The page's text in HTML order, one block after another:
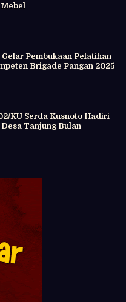
Mebel
Pembukaan Pelatihan
Brigade Pangan 2025
KU Serda Kusnoto Hadiri
Tanjung Bulan